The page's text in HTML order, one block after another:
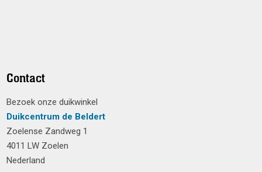
Contact
Bezoek onze duikwinkel
Duikcentrum de Beldert
Zoelense Zandweg 1
4011 LW Zoelen
Nederland